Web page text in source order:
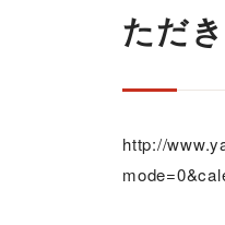
ただ
http://